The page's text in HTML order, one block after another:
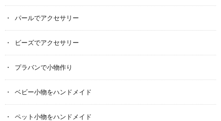
パールでアクセサリー
ビーズでアクセサリー
プラバンで小物作り
ベビー小物をハンドメイド
ペット小物をハンドメイド